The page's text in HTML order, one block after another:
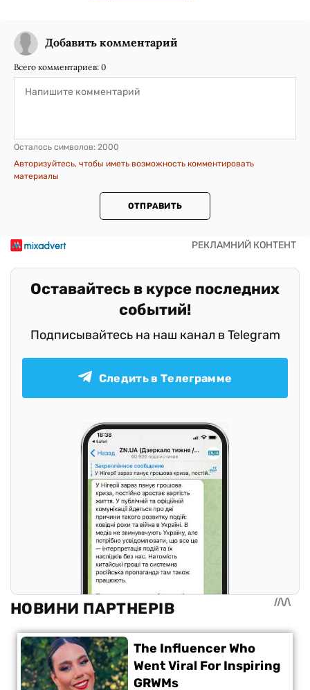
Добавить комментарий
Всего комментариев: 0
Осталось символов: 2000
Авторизуйтесь, чтобы иметь возможность комментировать
материалы
ОТПРАВИТЬ
Оставайтесь в курсе последних
событий!
Подписывайтесь на наш канал в Telegram
Следить в Телеграмме